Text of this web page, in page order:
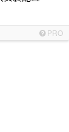
PRO